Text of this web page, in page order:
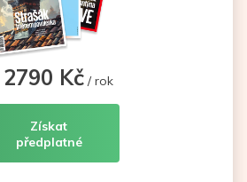
2790 Kč / rok
Získat
předplatné